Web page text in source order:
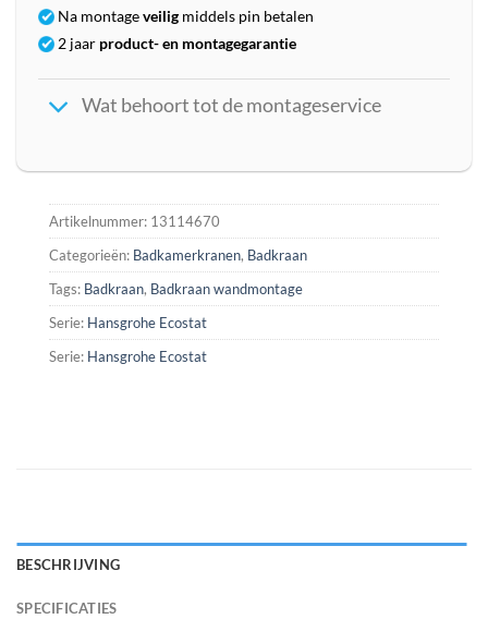
Na montageveilig middels pin betalen
2 jaar product- en montagegarantie
Wat behoort tot de montageservice
Artikelnummer: 13114670
Categorieën: Badkamerkranen, Badkraan
Tags: Badkraan, Badkraan wandmontage
Serie: Hansgrohe Ecostat
Serie: Hansgrohe Ecostat
BESCHRIJVING
SPECIFICATIES